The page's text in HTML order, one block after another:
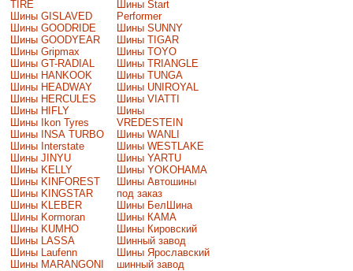
TIRE
Шины GISLAVED
Шины GOODRIDE
Шины GOODYEAR
Шины Gripmax
Шины GT-RADIAL
Шины HANKOOK
Шины HEADWAY
Шины HERCULES
Шины HIFLY
Шины Ikon Tyres
Шины INSA TURBO
Шины Interstate
Шины JINYU
Шины KELLY
Шины KINFOREST
Шины KINGSTAR
Шины KLEBER
Шины Kormoran
Шины KUMHO
Шины LASSA
Шины Laufenn
Шины MARANGONI
Шины Start
Performer
Шины SUNNY
Шины TIGAR
Шины TOYO
Шины TRIANGLE
Шины TUNGA
Шины UNIROYAL
Шины VIATTI
Шины
VREDESTEIN
Шины WANLI
Шины WESTLAKE
Шины YARTU
Шины YOKOHAMA
Шины Автошины
под заказ
Шины БелШина
Шины КАМА
Шины Кировский
Шинный завод
Шины Ярославский
шинный завод